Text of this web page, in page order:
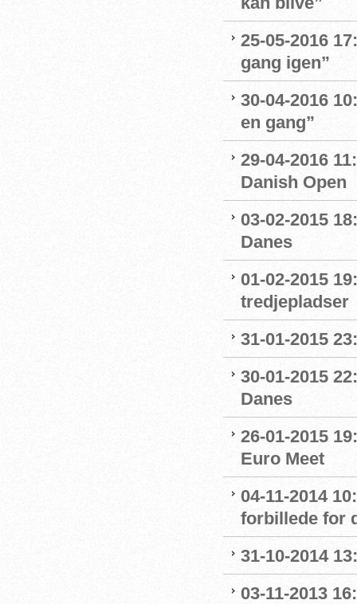
25-05-2016
gang igen”
30-04-2016
en gang”
29-04-2016
Danish Open
03-02-2015
Danes
01-02-2015
tredjepladser
31-01-2015
30-01-2015
Danes
26-01-2015
Euro Meet
04-11-2014
forbillede for
31-10-2014
03-11-2013